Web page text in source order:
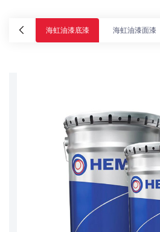
海虹油漆底漆 海虹油漆面漆